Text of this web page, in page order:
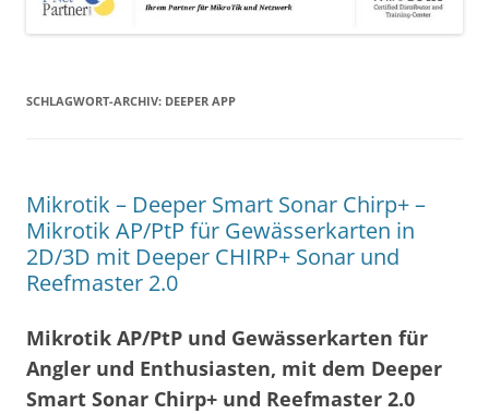
SCHLAGWORT-ARCHIV: DEEPER APP
Mikrotik – Deeper Smart Sonar Chirp+ –
Mikrotik AP/PtP für Gewässerkarten in
2D/3D mit Deeper CHIRP+ Sonar und
Reefmaster 2.0
Mikrotik AP/PtP und Gewässerkarten für
Angler und Enthusiasten, mit dem Deeper
Smart Sonar Chirp+ und Reefmaster 2.0